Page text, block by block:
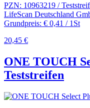
PZN: 10963219 /
LifeScan Deutschland
Grundpreis: € 0,41 / 1St
20,45 €
ONE TOUCH
Teststreifen